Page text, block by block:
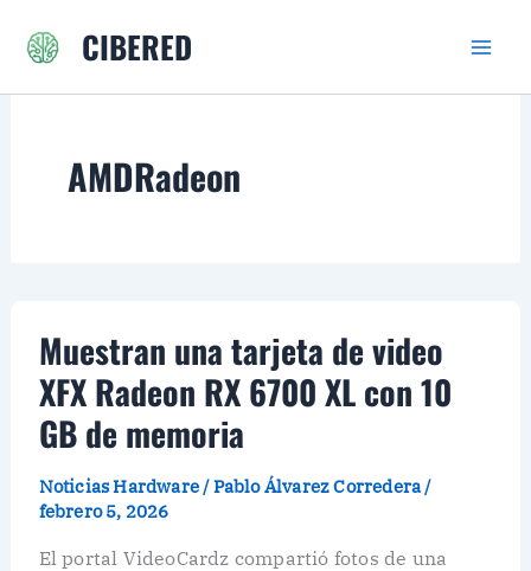
CIBERED
AMDRadeon
Muestran una tarjeta de video
XFX Radeon RX 6700 XL con 10
GB de memoria
Noticias Hardware /Pablo Álvarez Corredera/
febrero 5, 2026
El portal VideoCardz compartió fotos de una